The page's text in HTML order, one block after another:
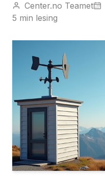
Center.no Teamet
5 min lesing